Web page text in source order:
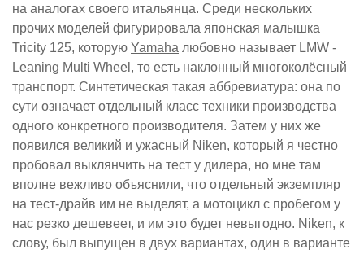
на аналогах своего итальянца. Среди нескольких
прочих моделей фигурировала японская малышка
Tricity 125, которую Yamaha любовно называет LMW -
Leaning Multi Wheel, то есть наклонный многоколёсный
транспорт. Синтетическая такая аббревиатура: она по
сути означает отдельный класс техники производства
одного конкретного производителя. Затем у них же
появился великий и ужасный Niken, который я честно
пробовал выклянчить на тест у дилера, но мне там
вполне вежливо объяснили, что отдельный экземпляр
на тест-драйв им не выделят, а мотоцикл с пробегом у
нас резко дешевеет, и им это будет невыгодно. Niken, к
слову, был выпущен в двух вариантах, один в варианте